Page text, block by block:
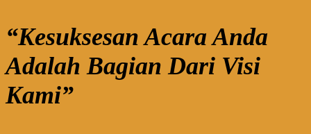
“Kesuksesan Acara Anda
Adalah Bagian Dari Visi
Kami”